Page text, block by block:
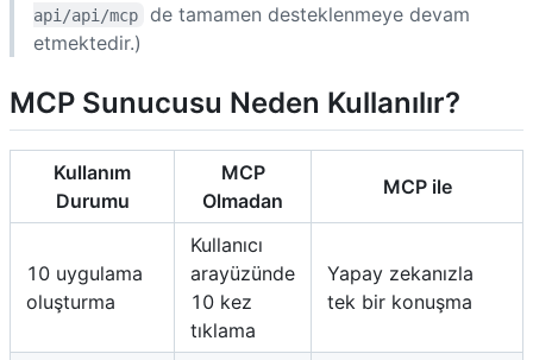
api/api/mcp
de tamamen desteklenmeye devam
etmektedir.)
MCP Sunucusu Neden Kullanılır?
Kullanım
Durumu
MCP
Olmadan
MCP ile
10 uygulama
oluşturma
Kullanıcı
arayüzünde
10 kez
tıklama
Yapay zekanızla
tek bir konuşma